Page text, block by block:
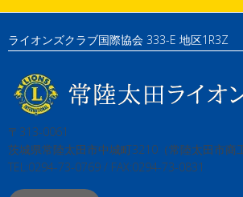
ライオンズクラブ国際協会 333-E 地区1R3Z
〒313-0061
茨城県常陸太田市中城町3210（常陸太田市商
TEL:0294-73-0769 / FAX:0294-73-0831